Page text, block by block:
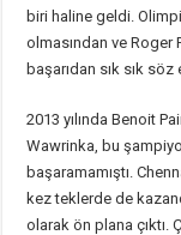
biri haline geldi.
olmasından ve Roger
başarıdan sık sık söz
2013 yılında Benoit
Wawrinka, bu
başaramamıştı.
kez teklerde de
olarak ön plana